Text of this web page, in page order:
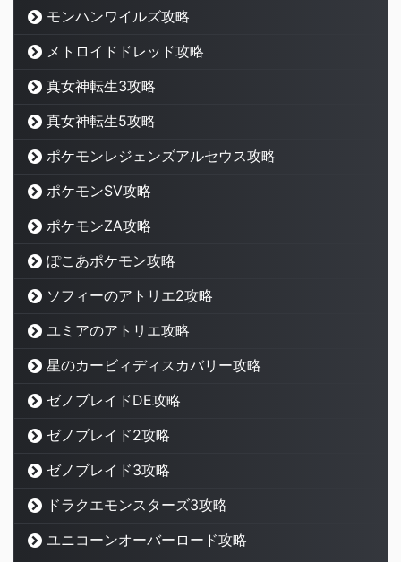
モンハンワイルズ攻略
メトロイドドレッド攻略
真女神転生3攻略
真女神転生5攻略
ポケモンレジェンズアルセウス攻略
ポケモンSV攻略
ポケモンZA攻略
ぽこあポケモン攻略
ソフィーのアトリエ2攻略
ユミアのアトリエ攻略
星のカービィディスカバリー攻略
ゼノブレイドDE攻略
ゼノブレイド2攻略
ゼノブレイド3攻略
ドラクエモンスターズ3攻略
ユニコーンオーバーロード攻略